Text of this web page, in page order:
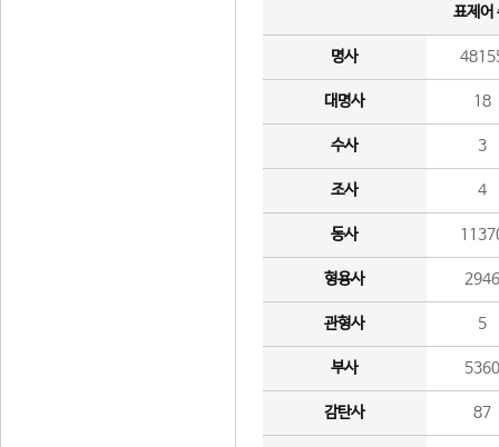
표제어
명사
대명사 18
수사 3
조사 4
동사
형용사 2946
관형사 5
부사 5360
감탄사 87